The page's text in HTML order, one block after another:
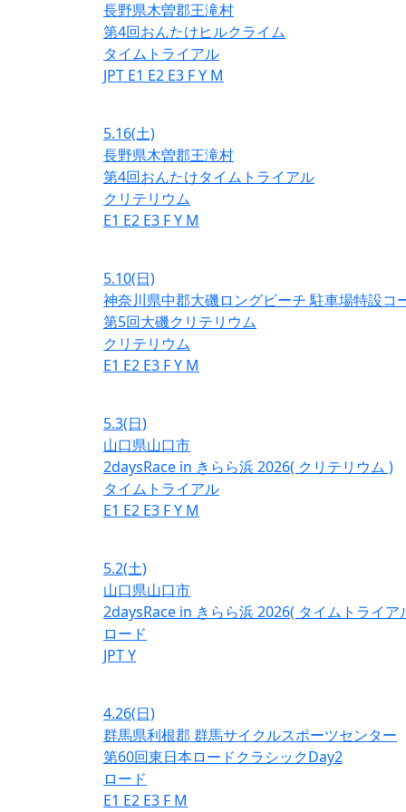
長野県木曽郡王滝村
第4回おんたけヒルクライム
タイムトライアル
JPT E1 E2 E3 FY M
5.16(土)
長野県木曽郡王滝村
第4回おんたけタイムトライアル
クリテリウム
E1 E2 E3 FY M
5.10(日)
神奈川県中郡大磯ロングビーチ 駐車場特設コ
第5回大磯クリテリウム
クリテリウム
E1 E2 E3 FY M
5.3(日)
山口県山口市
2daysRace in きらら浜 2026( クリテリウム )
タイムトライアル
E1 E2 E3 FY M
5.2(土)
山口県山口市
2daysRace in きらら浜 2026( タイムトライア
ロード
JPTY
4.26(日)
群馬県利根郡 群馬サイクルスポーツセンター
第60回東日本ロードクラシックDay2
ロード
E1 E2 E3 F M